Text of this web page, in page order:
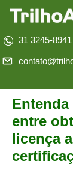
31 3245-8941
entre
licença